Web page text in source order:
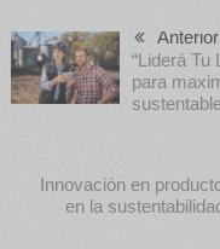
Anterior
“Liderá Tu
para
Innovación en
en la